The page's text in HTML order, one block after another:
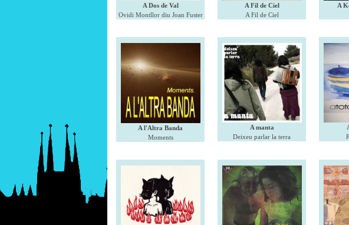
A Dos de Val
Ovidi Montllor diu Joan Fuster
A Fil de Ciel
A Fil de Ciel
A
A l'Altra Banda
Moments
A manta
Deixeu parlar la terra